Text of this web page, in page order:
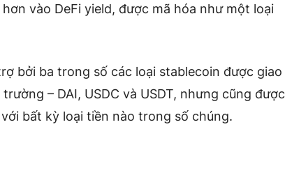
vào DeFi yield, được mã hóa như một loại
bởi ba trong số các loại stablecoin được giao
– DAI, USDC và USDT, nhưng cũng được
bất kỳ loại tiền nào trong số chúng.